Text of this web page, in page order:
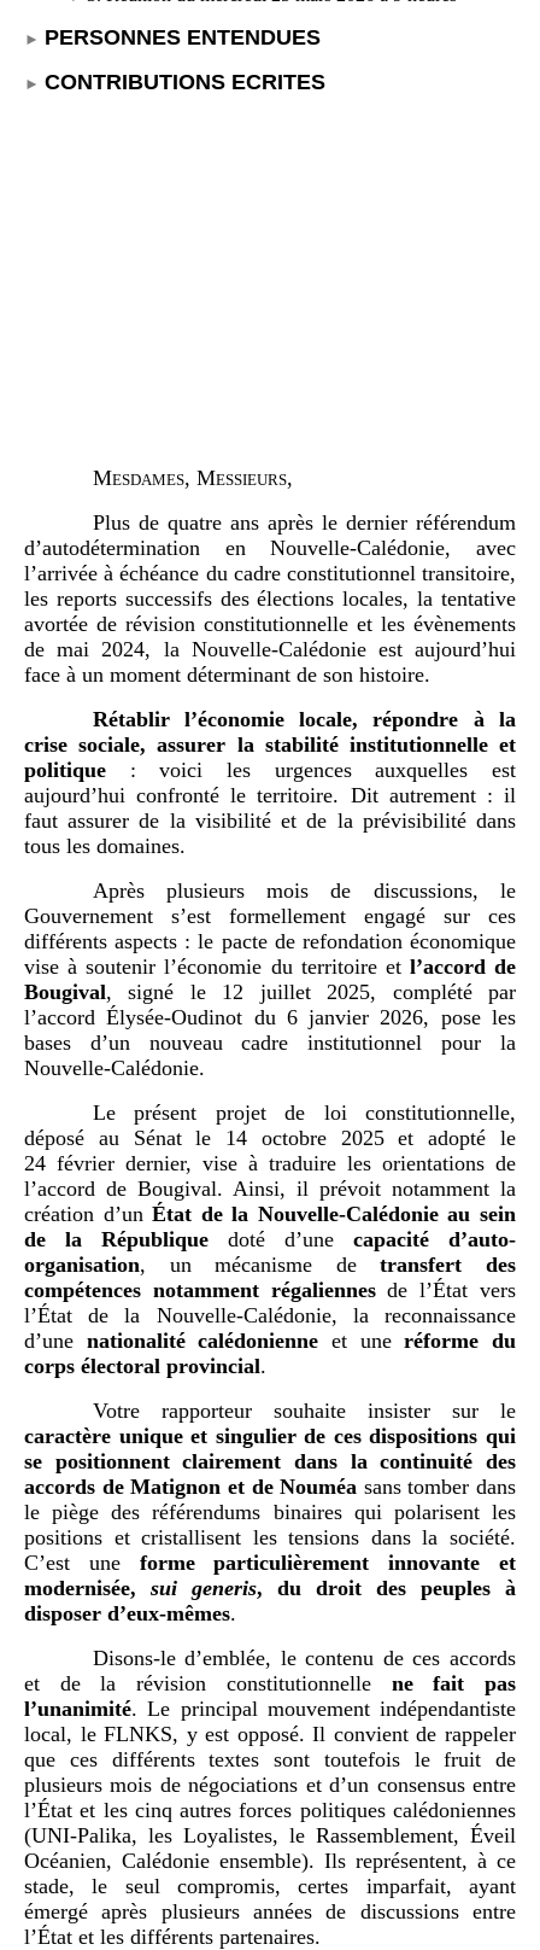
PERSONNES ENTENDUES
CONTRIBUTIONS ECRITES
Mesdames, Messieurs,
Plus de quatre ans après le dernier référendum
d’autodétermination en Nouvelle-Calédonie, avec
l’arrivée à échéance du cadre constitutionnel transitoire,
les reports successifs des élections locales, la tentative
avortée de révision constitutionnelle et les évènements
de mai 2024, la Nouvelle-Calédonie est aujourd’hui
face à un moment déterminant de son histoire.
Rétablir l’économie locale, répondre à la
crise sociale, assurer la stabilité institutionnelle et
politique : voici les urgences auxquelles est
aujourd’hui confronté le territoire. Dit autrement : il
faut assurer de la visibilité et de la prévisibilité dans
tous les domaines.
Après plusieurs mois de discussions, le
Gouvernement s’est formellement engagé sur ces
différents aspects : le pacte de refondation économique
vise à soutenir l’économie du territoire et l’accord de
Bougival, signé le 12 juillet 2025, complété par
l’accord Élysée-Oudinot du 6 janvier 2026, pose les
bases d’un nouveau cadre institutionnel pour la
Nouvelle-Calédonie.
Le présent projet de loi constitutionnelle,
déposé au Sénat le 14 octobre 2025 et adopté le
24 février dernier, vise à traduire les orientations de
l’accord de Bougival. Ainsi, il prévoit notamment la
création d’unÉtat de la Nouvelle-Calédonie au sein
de la République doté d’une capacité d’auto-
organisation, un mécanisme detransfert des
compétences notamment régaliennesde l’État vers
l’État de la Nouvelle-Calédonie, la reconnaissance
d’une nationalité calédonienne et uneréforme du
corps électoral provincial.
Votre rapporteur souhaite insister sur le
caractère unique et singulier de ces dispositions qui
se positionnent clairement dans la continuité des
accords de Matignon et de Nouméa sans tomber dans
le piège des référendums binaires qui polarisent les
positions et cristallisent les tensions dans la société.
C’est une forme particulièrement innovante et
modernisée, sui generis, du droit des peuples à
disposer d’eux-mêmes.
Disons-le d’emblée, le contenu de ces accords
et de la révision constitutionnelle ne fait pas
l’unanimité. Le principal mouvement indépendantiste
local, le FLNKS, y est opposé. Il convient de rappeler
que ces différents textes sont toutefois le fruit de
plusieurs mois de négociations et d’un consensus entre
l’État et les cinq autres forces politiques calédoniennes
(UNI-Palika, les Loyalistes, le Rassemblement, Éveil
Océanien, Calédonie ensemble). Ils représentent, à ce
stade, le seul compromis, certes imparfait, ayant
émergé après plusieurs années de discussions entre
l’État et les différents partenaires.